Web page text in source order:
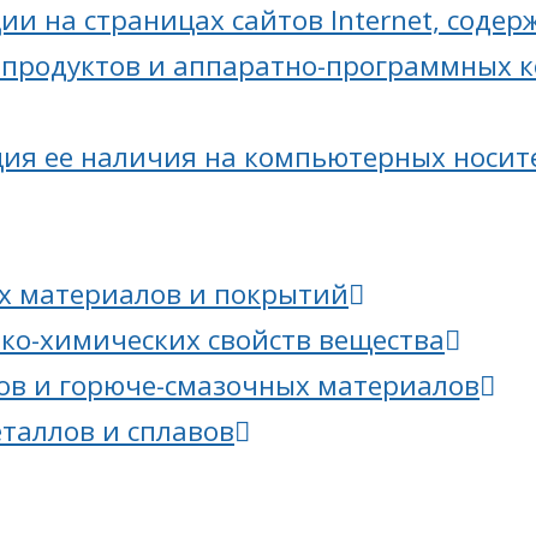
на страницах сайтов Internet,
и аппаратно-программных
ее наличия на компьютерных
материалов и покрытий
химических свойств вещества
и горюче-смазочных материалов
и сплавов